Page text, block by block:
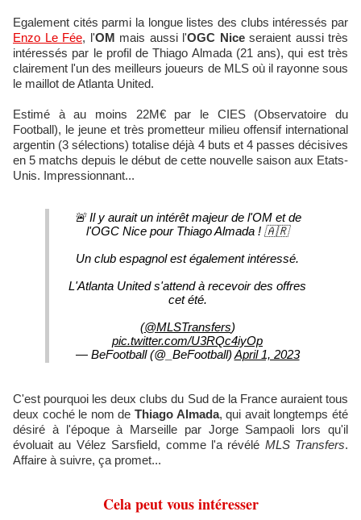
Egalement cités parmi la longue listes des clubs intéressés par
Enzo Le Fée, l'OM mais aussi l'OGC Niceseraient aussi très
intéressés par le profil de Thiago Almada (21 ans), qui est très
clairement l'un des meilleurs joueurs de MLS où il rayonne sous
le maillot de Atlanta United.
Estimé à au moins 22M€ par le CIES (Observatoire du
Football), le jeune et très prometteur milieu offensif international
argentin (3 sélections) totalise déjà 4 buts et 4 passes décisives
en 5 matchs depuis le début de cette nouvelle saison aux Etats-
Unis. Impressionnant...
🚨 Il y aurait un intérêt majeur de l'OM et de
l'OGC Nice pour Thiago Almada ! 🇦🇷
Un club espagnol est également intéressé.
L'Atlanta United s'attend à recevoir des offres
cet été.
(@MLSTransfers)
pic.twitter.com/U3RQc4iyOp
— BeFootball (@_BeFootball) April 1, 2023
C'est pourquoi les deux clubs du Sud de la France auraient tous
deux coché le nom de Thiago Almada, qui avait longtemps été
désiré à l'époque à Marseille par Jorge Sampaoli lors qu'il
évoluait au Vélez Sarsfield, comme l'a révélé MLS Transfers.
Affaire à suivre, ça promet...
Cela peut vous intéresser